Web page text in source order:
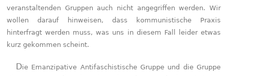
veranstaltenden Gruppen auch nicht angegriffen werden. Wir
wollen darauf hinweisen, dass kommunistische Praxis
hinterfragt werden muss, was uns in diesem Fall leider etwas
kurz gekommen scheint.
Die Emanzipative Antifaschistische Gruppe und die Gruppe